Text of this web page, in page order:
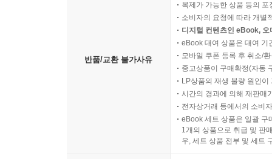
반품/교환 불가사유
복제가 가능한 상품 등의
소비자의 요청에 따라 개별
디지털 컨텐츠인 eBook,
eBook 대여 상품은 대여 기
모바일 쿠폰 등록 후 취소/
중고상품이 구매확정(자동
LP상품의 재생 불량 원인
시간의 경과에 의해 재판매
전자상거래 등에서의 소비
eBook 세트 상품은 일괄 구
1개의 상품으로 취급 및 판
우, 세트 상품 전부 및 세트